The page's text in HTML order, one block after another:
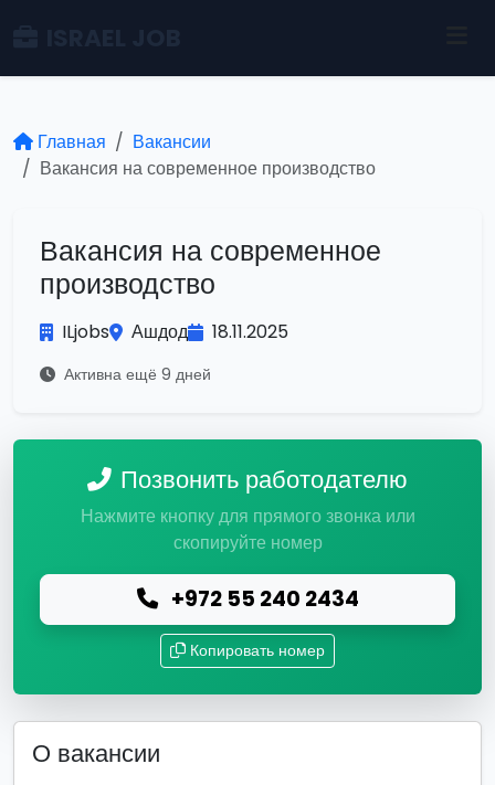
Главная
Вакансии
Вакансия на современное производство
Вакансия на современное
производство
ILjobs Ашдод 18.11.2025
Активна ещё 9 дней
Позвонить работодателю
Нажмите кнопку для прямого звонка или
скопируйте номер
+972 55 240 2434
Копировать номер
О вакансии